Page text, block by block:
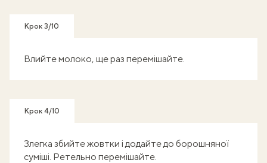
Крок 3/10
Влийте молоко, ще раз перемішайте.
Крок 4/10
Злегка збийте жовтки і додайте до борошняної
суміші. Ретельно перемішайте.